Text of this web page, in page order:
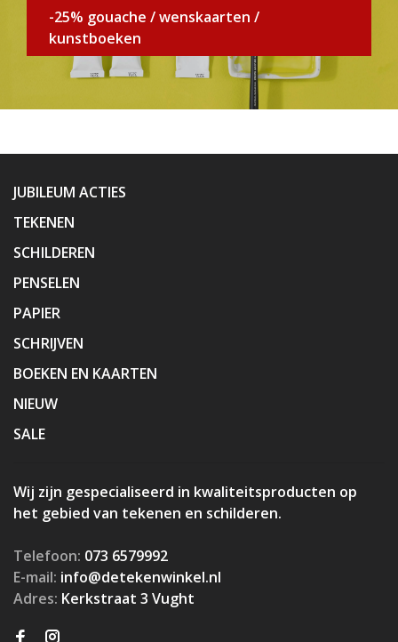
-25% gouache / wenskaarten /
kunstboeken
JUBILEUM ACTIES
TEKENEN
SCHILDEREN
PENSELEN
PAPIER
SCHRIJVEN
BOEKEN EN KAARTEN
NIEUW
SALE
Wij zijn gespecialiseerd in kwaliteitsproducten op
het gebied van tekenen en schilderen.
Telefoon: 073 6579992
E-mail: info@detekenwinkel.nl
Adres: Kerkstraat 3 Vught